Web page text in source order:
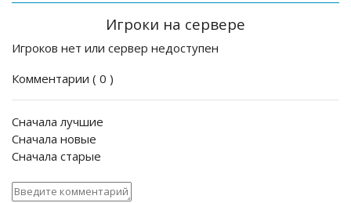
Игроки на сервере
Игроков нет или сервер недоступен
Комментарии ( 0 )
Сначала лучшие
Сначала новые
Сначала старые